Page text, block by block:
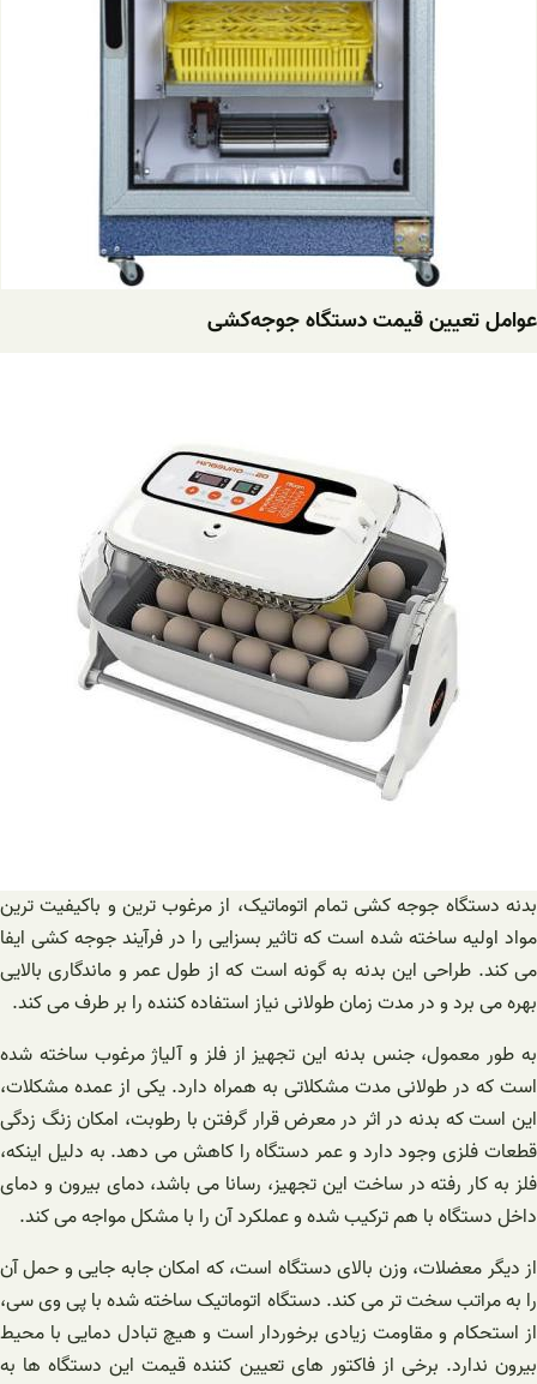
عوامل تعیین قیمت دستگاه ‌جوجه‌کشی
بدنه دستگاه جوجه کشی تمام اتوماتیک، از مرغوب ترین و باکیفیت ترین
مواد اولیه ساخته شده است که تاثیر بسزایی را در فرآیند جوجه کشی ایفا
می کند. طراحی این بدنه به گونه است که از طول عمر و ماندگاری بالایی
بهره می برد و در مدت زمان طولانی نیاز استفاده کننده را بر طرف می کند.
به طور معمول، جنس بدنه این تجهیز از فلز و آلیاژ مرغوب ساخته شده
است که در طولانی مدت مشکلاتی به همراه دارد. یکی از عمده مشکلات،
این است که بدنه در اثر در معرض قرار گرفتن با رطوبت، امکان زنگ زدگی
قطعات فلزی وجود دارد و عمر دستگاه را کاهش می دهد. به دلیل اینکه،
فلز به کار رفته در ساخت این تجهیز، رسانا می باشد، دمای بیرون و دمای
داخل دستگاه با هم ترکیب شده و عملکرد آن را با مشکل مواجه می کند.
از دیگر معضلات، وزن بالای دستگاه است، که امکان جابه جایی و حمل آن
را به مراتب سخت تر می کند. دستگاه اتوماتیک ساخته شده با پی وی سی،
از استحکام و مقاومت زیادی برخوردار است و هیچ تبادل دمایی با محیط
بیرون ندارد. برخی از فاکتور های تعیین کننده قیمت این دستگاه ها به